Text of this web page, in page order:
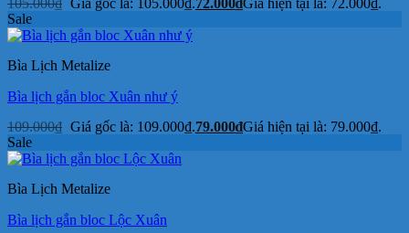
105.000₫ Giá gốc là: 105.000₫.72.000₫Giá hiện tại là: 72.000₫.
Sale
Bìa Lịch Metalize
Bìa lịch gắn bloc Xuân như ý
109.000₫ Giá gốc là: 109.000₫.79.000₫Giá hiện tại là: 79.000₫.
Sale
Bìa Lịch Metalize
Bìa lịch gắn bloc Lộc Xuân